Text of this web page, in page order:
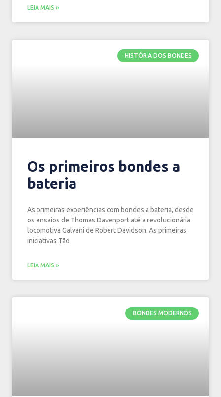
LEIA MAIS »
HISTÓRIA DOS BONDES
Os primeiros bondes a
bateria
As primeiras experiências com bondes a bateria, desde
os ensaios de Thomas Davenport até a revolucionária
locomotiva Galvani de Robert Davidson. As primeiras
iniciativas Tão
LEIA MAIS »
BONDES MODERNOS